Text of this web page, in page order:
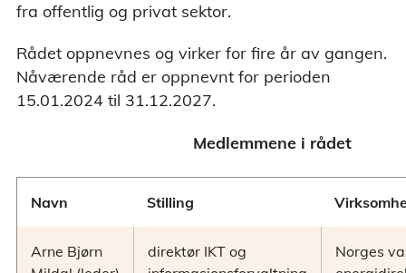
fra offentlig og privat sektor.
Rådet oppnevnes og virker for fire år av gangen.
Nåværende råd er oppnevnt for perioden
15.01.2024 til 31.12.2027.
Medlemmene i rådet
Navn Stilling
Arne Bjørn
direktør IKT og
Norges